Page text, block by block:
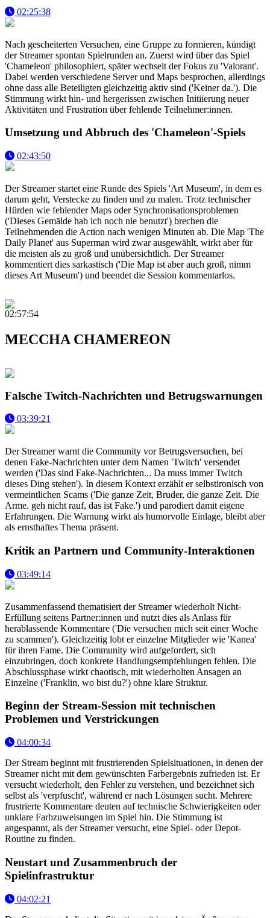
02:25:38
Nach gescheiterten Versuchen, eine Gruppe zu formieren, kündigt
der Streamer spontan Spielrunden an. Zuerst wird über das Spiel
'Chameleon' philosophiert, später wechselt der Fokus zu 'Valorant'.
Dabei werden verschiedene Server und Maps besprochen, allerdings
ohne dass alle Beteiligten gleichzeitig aktiv sind ('Keiner da.'). Die
Stimmung wirkt hin- und hergerissen zwischen Initiierung neuer
Aktivitäten und Frustration über fehlende Teilnehmer:innen.
Umsetzung und Abbruch des 'Chameleon'-Spiels
02:43:50
Der Streamer startet eine Runde des Spiels 'Art Museum', in dem es
darum geht, Verstecke zu finden und zu malen. Trotz technischer
Hürden wie fehlender Maps oder Synchronisationsproblemen
('Dieses Gemälde hab ich noch nie benutzt') brechen die
Teilnehmenden die Action nach wenigen Minuten ab. Die Map 'The
Daily Planet' aus Superman wird zwar ausgewählt, wirkt aber für
die meisten als zu groß und unübersichtlich. Der Streamer
kommentiert dies sarkastisch ('Die Map ist aber auch groß, nimm
dieses Art Museum') und beendet die Session kommentarlos.
02:57:54
MECCHA CHAMEREON
Falsche Twitch-Nachrichten und Betrugswarnungen
03:39:21
Der Streamer warnt die Community vor Betrugsversuchen, bei
denen Fake-Nachrichten unter dem Namen 'Twitch' versendet
werden ('Das sind Fake-Nachrichten... Da muss immer Twitch
dieses Ding stehen'). In diesem Kontext erzählt er selbstironisch von
vermeintlichen Scams ('Die ganze Zeit, Bruder, die ganze Zeit. Die
Arme. geh nicht rauf, das ist Fake.') und parodiert damit eigene
Erfahrungen. Die Warnung wirkt als humorvolle Einlage, bleibt aber
als ernsthaftes Thema präsent.
Kritik an Partnern und Community-Interaktionen
03:49:14
Zusammenfassend thematisiert der Streamer wiederholt Nicht-
Erfüllung seitens Partner:innen und nutzt dies als Anlass für
herablassende Kommentare ('Die versuchen mich seit einer Woche
zu scammen'). Gleichzeitig lobt er einzelne Mitglieder wie 'Kanea'
für ihren Fame. Die Community wird aufgefordert, sich
einzubringen, doch konkrete Handlungsempfehlungen fehlen. Die
Abschlussphase wirkt chaotisch, mit wiederholten Ansagen an
Einzelne ('Franklin, wo bist du?') ohne klare Struktur.
Beginn der Stream-Session mit technischen
Problemen und Verstrickungen
04:00:34
Der Stream beginnt mit frustrierenden Spielsituationen, in denen der
Streamer nicht mit dem gewünschten Farbergebnis zufrieden ist. Er
versucht wiederholt, den Fehler zu verstehen, und bezeichnet sich
selbst als 'verpfuscht', während er nach Lösungen sucht. Mehrere
frustrierte Kommentare deuten auf technische Schwierigkeiten oder
unklare Farbzuweisungen im Spiel hin. Die Stimmung ist
angespannt, als der Streamer versucht, eine Spiel- oder Depot-
Routine zu finden.
Neustart und Zusammenbruch der
Spielinfrastruktur
04:02:21